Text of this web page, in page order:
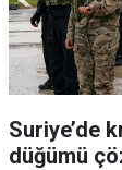
Suriye’de
düğümü